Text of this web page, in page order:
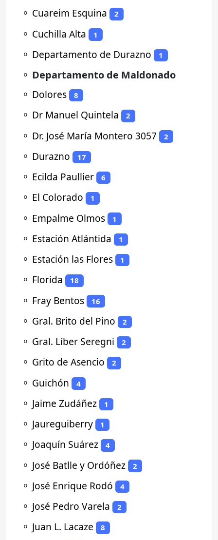
⚬ Cuareim Esquina 2
⚬ Cuchilla Alta 1
⚬ Departamento de Durazno 1
⚬ Departamento de Maldonado
⚬ Dolores 8
⚬ Dr Manuel Quintela 2
⚬ Dr. José María Montero 3057 2
⚬ Durazno 17
⚬ Ecilda Paullier 6
⚬ El Colorado 1
⚬ Empalme Olmos 1
⚬ Estación Atlántida 1
⚬ Estación las Flores 1
⚬ Florida 18
⚬ Fray Bentos 16
⚬ Gral. Brito del Pino 2
⚬ Gral. Líber Seregni 2
⚬ Grito de Asencio 2
⚬ Guichón 4
⚬ Jaime Zudáñez 1
⚬ Jaureguiberry 1
⚬ Joaquín Suárez 4
⚬ José Batlle y Ordóñez 2
⚬ José Enrique Rodó 4
⚬ José Pedro Varela 2
⚬ Juan L. Lacaze 8